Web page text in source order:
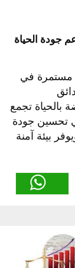
جودة الحياة
مستمرة في
بالحياة تجمع
تحسين جودة
بيئة آمنة